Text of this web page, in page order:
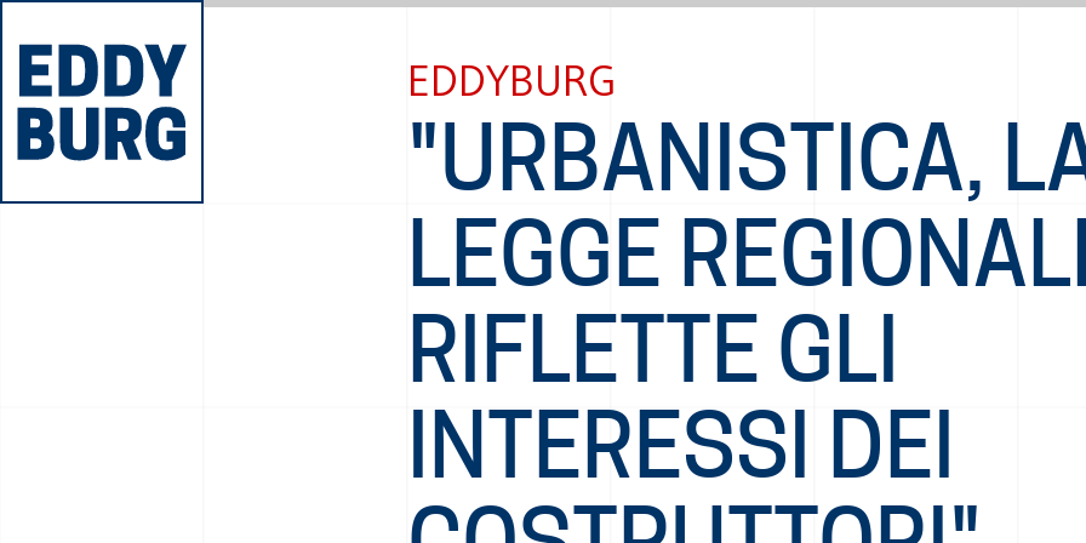
EDDYBURG
"URBANISTICA,
LEGGE
RIFLETTE GLI
INTERESSI DEI